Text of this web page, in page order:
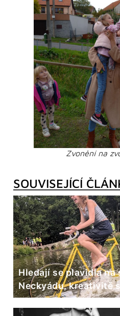
Zvonění na
SOUVISEJÍCÍ
Hledají se plavidla na
Neckyádu, kreativitě